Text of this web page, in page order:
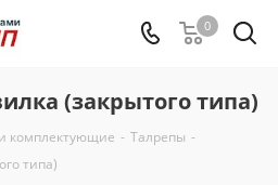
0
(закрытого типа)
комплектующие - Талрепы -
типа)